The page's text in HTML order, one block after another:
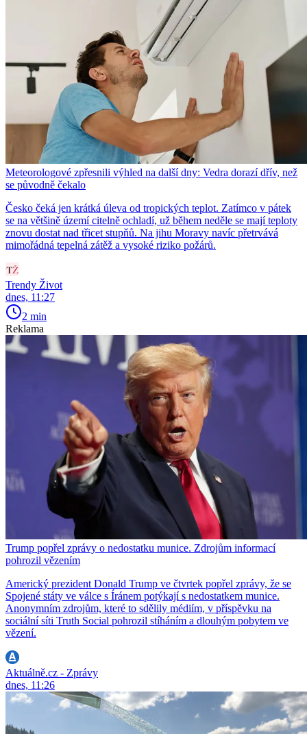
Meteorologové zpřesnili výhled na další dny: Vedra dorazí dřív, než
se původně čekalo
Česko čeká jen krátká úleva od tropických teplot. Zatímco v pátek
se na většině území citelně ochladí, už během neděle se mají teploty
znovu dostat nad třicet stupňů. Na jihu Moravy navíc přetrvává
mimořádná tepelná zátěž a vysoké riziko požárů.
Trendy Život
dnes, 11:27
2 min
Reklama
Trump popřel zprávy o nedostatku munice. Zdrojům informací
pohrozil vězením
Americký prezident Donald Trump ve čtvrtek popřel zprávy, že se
Spojené státy ve válce s Íránem potýkají s nedostatkem munice.
Anonymním zdrojům, které to sdělily médiím, v příspěvku na
sociální síti Truth Social pohrozil stíháním a dlouhým pobytem ve
vězení.
Aktuálně.cz - Zprávy
dnes, 11:26